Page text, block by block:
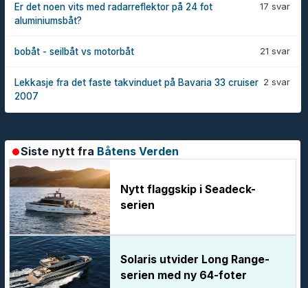
17 svar
Er det noen vits med radarreflektor på 24 fot
aluminiumsbåt?
21 svar
bobåt - seilbåt vs motorbåt
2 svar
Lekkasje fra det faste takvinduet på Bavaria 33 cruiser
2007
Siste nytt fra Båtens Verden
Nytt flaggskip i Seadeck-
serien
Solaris utvider Long Range-
serien med ny 64-foter